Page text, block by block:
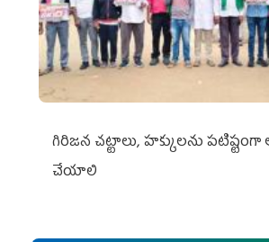
గిరిజన చట్టాలు, హక్కులను
చేయాలి